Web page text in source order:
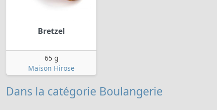
Bretzel
65 g
Maison Hirose
Dans la catégorie Boulangerie